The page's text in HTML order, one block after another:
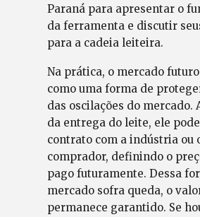
Paraná para apresentar o
da ferramenta e discutir
para a cadeia leiteira.
Na prática, o mercado
como uma forma de
das oscilações do mercado.
da entrega do leite, ele
contrato com a indústria ou
comprador, definindo o
pago futuramente. Dessa
mercado sofra queda, o
permanece garantido. Se